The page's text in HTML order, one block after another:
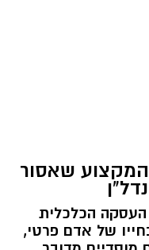
שאסור
הכלכלית
של אדם פרטי,